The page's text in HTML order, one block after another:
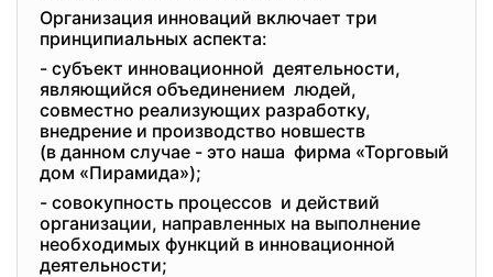
Организация инноваций включает три
принципиальных аспекта:
- субъект инновационной деятельности,
являющийся объединением людей,
совместно реализующих разработку,
внедрение и производство новшеств
(в данном случае - это наша фирма «Торговый
дом «Пирамида»);
- совокупность процессов и действий
организации, направленных на выполнение
необходимых функций в инновационной
деятельности;